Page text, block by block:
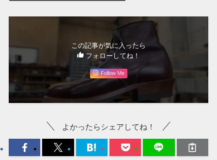
この記事が気に入ったら
フォローしてね！
Follow Me
よかったらシェアしてね！